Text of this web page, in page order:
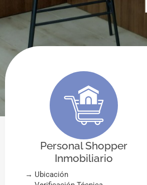
Personal Shopper
Inmobiliario
→ Ubicación